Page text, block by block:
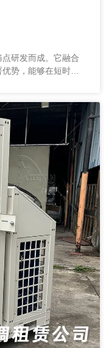
研发而成。它融合
势，能够在短时间